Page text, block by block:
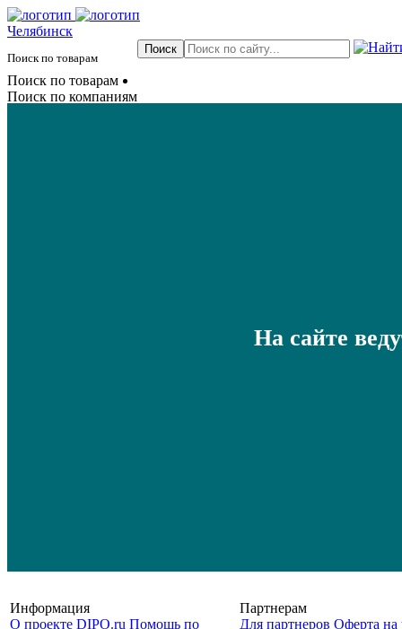
Челябинск
Поиск по товарам
Поиск по товарам
Поиск по компаниям
На сайте
Информация
О проекте DIPO.ru Помощь по
Партнерам
Для партнеров Оферта на